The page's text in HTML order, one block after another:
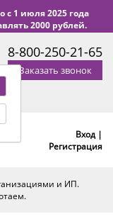
1 июля 2025 года
2000 рублей.
8-800-250-21-65
Заказать звонок
Вход |
Регистрация
и ИП.